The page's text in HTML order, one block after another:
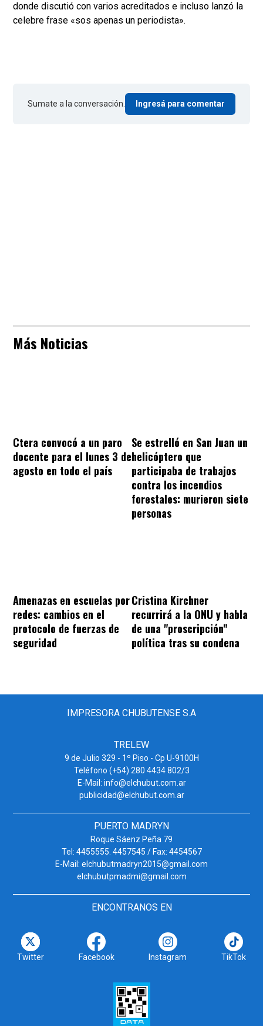
donde discutió con varios acreditados e incluso lanzó la
celebre frase «sos apenas un periodista».
Sumate a la conversación. Ingresá para comentar
Más Noticias
Ctera convocó a un paro
docente para el lunes 3 de
agosto en todo el país
Se estrelló en San Juan un
helicóptero que
participaba de trabajos
contra los incendios
forestales: murieron siete
personas
Amenazas en escuelas por
redes: cambios en el
protocolo de fuerzas de
seguridad
Cristina Kirchner
recurrirá a la ONU y habla
de una "proscripción"
política tras su condena
IMPRESORA CHUBUTENSE S.A
TRELEW
9 de Julio 329 - 1º Piso - Cp U-9100H
Teléfono (+54) 280 4434 802/3
E-Mail: info@elchubut.com.ar
publicidad@elchubut.com.ar
PUERTO MADRYN
Roque Sáenz Peña 79
Tel: 4455555. 4457545 / Fax: 4454567
E-Mail: elchubutmadryn2015@gmail.com
elchubutpmadmi@gmail.com
ENCONTRANOS EN
Twitter Facebook Instagram TikTok